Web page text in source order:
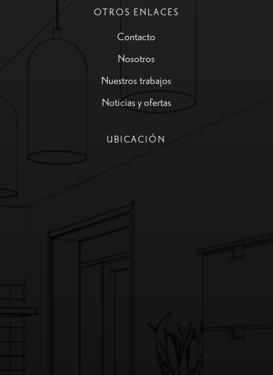
OTROS ENLACES
Contacto
Nosotros
Nuestros trabajos
Noticias y ofertas
UBICACIÓN